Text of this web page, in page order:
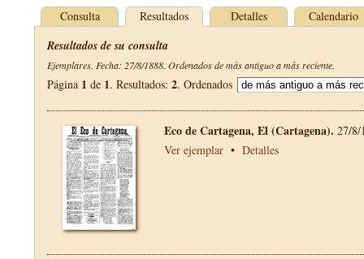
Consulta Resultados Detalles Calendario
Resultados de su consulta
Ejemplares. Fecha: 27/8/1888. Ordenados de más antiguo a más reciente.
Página 1 de 1. Resultados: 2. Ordenados
Eco de Cartagena, El (Cartagena). 27/8/
Ver ejemplar • Detalles